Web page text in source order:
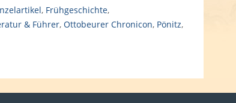
, Frühgeschichte,
& Führer, Ottobeurer Chronicon, Pönitz,